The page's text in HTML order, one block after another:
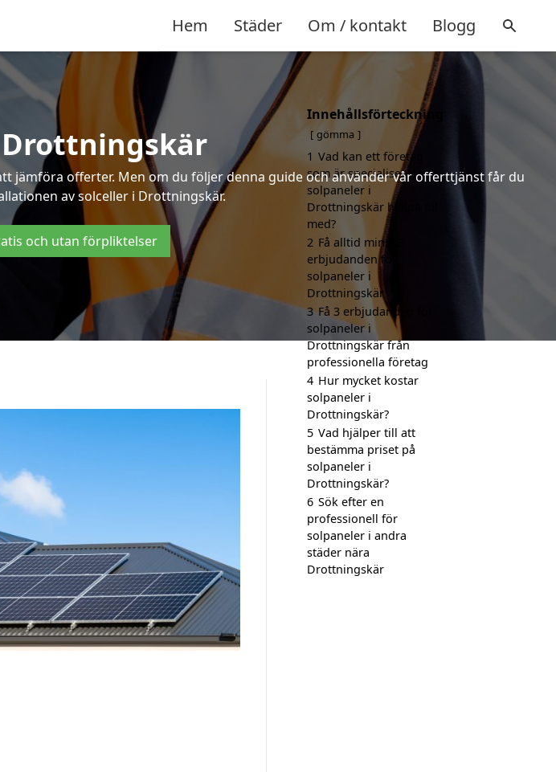
Hem Städer Om / kontakt Blogg
jämföra offerter. Men om du följer denna guide och använder vår offerttjänst får du
av solceller i Drottningskär.
och utan förpliktelser
Innehållsförteckning
gömma
1 Vad kan ett företag
som är specialiserat på
solpaneler i
Drottningskär hjälpa till
med?
2 Få alltid minst 3
erbjudanden för
solpaneler i
Drottningskär
3 Få 3 erbjudanden för
solpaneler i
Drottningskär från
professionella företag
4 Hur mycket kostar
solpaneler i
Drottningskär?
5 Vad hjälper till att
bestämma priset på
solpaneler i
Drottningskär?
6 Sök efter en
professionell för
solpaneler i andra
städer nära
Drottningskär